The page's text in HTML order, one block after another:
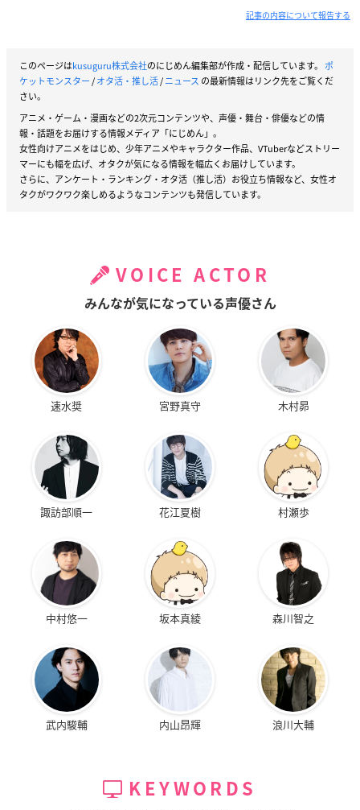
記事の内容について報告する
このページはkusuguru株式会社のにじめん編集部が作成・配信しています。 ポ
ケットモンスター/オタ活・推し活/ニュース の最新情報はリンク先をご覧くだ
さい。
アニメ・ゲーム・漫画などの2次元コンテンツや、声優・舞台・俳優などの情
報・話題をお届けする情報メディア「にじめん」。
女性向けアニメをはじめ、少年アニメやキャラクター作品、VTuberなどストリー
マーにも幅を広げ、オタクが気になる情報を幅広くお届けしています。
さらに、アンケート・ランキング・オタ活（推し活）お役立ち情報など、女性オ
タクがワクワク楽しめるようなコンテンツも発信しています。
VOICE ACTOR
みんなが気になっている声優さん
速水奨 宮野真守 木村昴
諏訪部順一 花江夏樹 村瀬歩
中村悠一 坂本真綾 森川智之
武内駿輔 内山昂輝 浪川大輔
KEYWORDS